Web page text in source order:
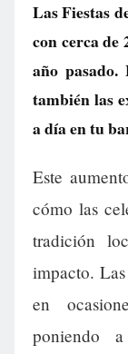
Las Fiestas
con cerca de
año
también las
a día en tu
Este
cómo las
tradición
impacto.
en
poniendo